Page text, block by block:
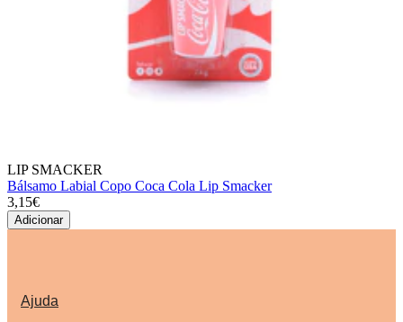
LIP SMACKER
Bálsamo Labial Copo Coca Cola Lip Smacker
3,15€
Adicionar
Ajuda